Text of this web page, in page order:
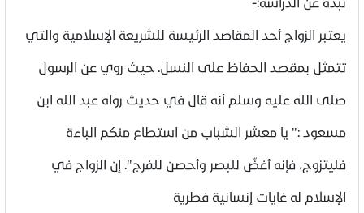
يعتبر الزواج أحد المقاصد الرئيسة للشريعة الإسلامية والتي
تتمثل بمقصد الحفاظ على النسل. حيث روي عن الرسول
صلى الله عليه وسلم أنه قال في حديث رواه عبد الله ابن
مسعود :" يا معشر الشباب من استطاع منكم الباءة
فليتزوج، فإنه أغضّ للبصر وأحصن للفرج". إن الزواج في
الإسلام له غايات إنسانية فطرية